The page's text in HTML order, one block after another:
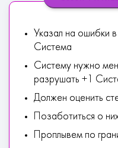
Указал на ошибки в
Система
Систему нужно
разрушать +1
Должен оценить
Позаботиться о
Проплывем по